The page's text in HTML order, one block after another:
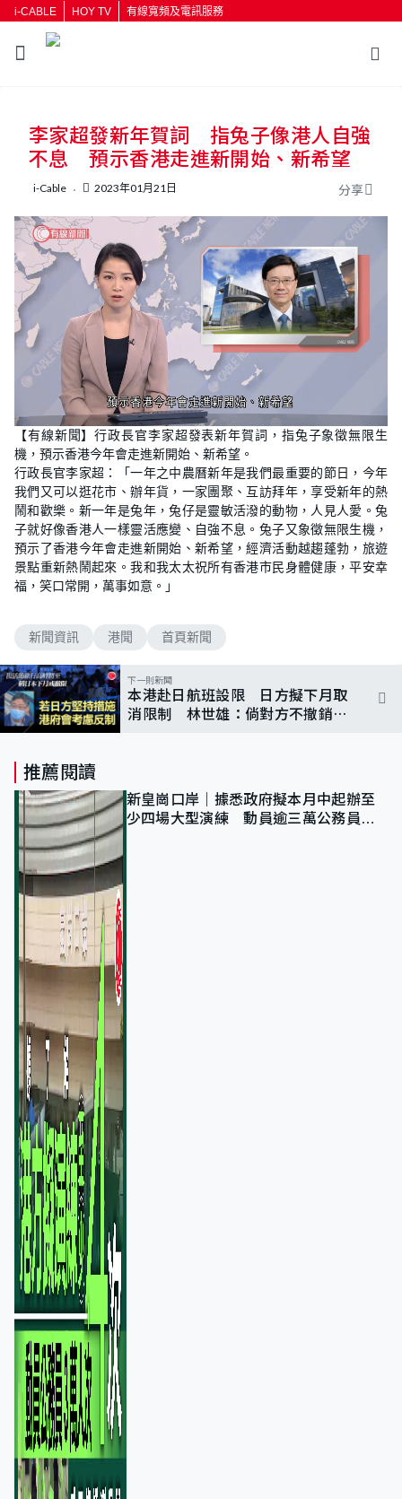
i-CABLE HOY TV 有線寬頻及電訊服務
按輸入鍵開始搜尋
李家超發新年賀詞 指兔子像港人自強
不息 預示香港走進新開始、新希望
i-Cable 2023年01月21日 分享
U
n
m
u
t
e
L
o
a
d
e
d
:
7
2
.
3
5
%
【有線新聞】行政長官李家超發表新年賀詞，指兔子象徵無限生
機，預示香港今年會走進新開始、新希望。
行政長官李家超：「一年之中農曆新年是我們最重要的節日，今年
我們又可以逛花市、辦年貨，一家團聚、互訪拜年，享受新年的熱
鬧和歡樂。新一年是兔年，兔仔是靈敏活潑的動物，人見人愛。兔
子就好像香港人一樣靈活應變、自強不息。兔子又象徵無限生機，
預示了香港今年會走進新開始、新希望，經濟活動越趨蓬勃，旅遊
景點重新熱鬧起來。我和我太太祝所有香港市民身體健康，平安幸
福，笑口常開，萬事如意。」
新聞資訊 港聞 首頁新聞
下一則新聞
本港赴日航班設限 日方擬下月取
消限制 林世雄：倘對方不撤銷會
推薦閱讀
新皇崗口岸｜據悉政府擬本月中起辦至
少四場大型演練 動員逾三萬公務員人